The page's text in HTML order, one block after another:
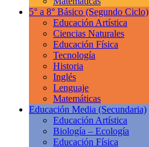
5° a 8° Básico (Segundo Ciclo)
Educación Artística
Ciencias Naturales
Educación Física
Tecnología
Historia
Inglés
Lenguaje
Matemáticas
Educación Media (Secundaria)
Educación Artística
Biología – Ecología
Educación Física